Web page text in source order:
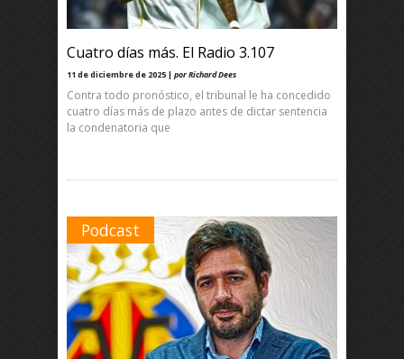
Cuatro días más. El Radio 3.107
11 de diciembre de 2025 | por Richard Dees
Contra todo pronóstico, el tribunal le ha concedido
cuatro días más de plazo antes de dictar sentencia
la condenatoria que
Podcast